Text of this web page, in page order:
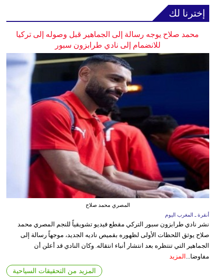
إخترنا لك
محمد صلاح يوجه رسالة إلى الجماهير قبل وصوله إلى تركيا
للانضمام إلى نادي طرابزون سبور
المصري محمد صلاح
أنقرة ـ المغرب اليوم
نشر نادي طرابزون سبور التركي مقطع فيديو تشويقياً للنجم المصري محمد
صلاح يوثق اللحظات الأولى لظهوره بقميص ناديه الجديد، موجهاً رسالة إلى
الجماهير التي تنتظره بعد انتشار أنباء انتقاله. وكان النادي قد أعلن أن
مفاوضا... المزيد
المزيد من التحقيقات السياحية